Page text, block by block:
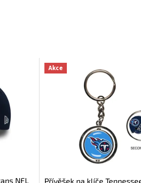
NFL
Akce
Přívěšek na klíče